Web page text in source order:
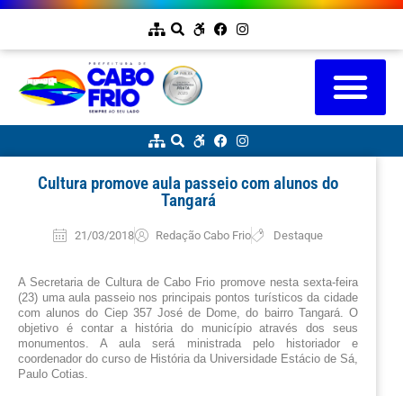
Cultura promove aula passeio com alunos do
Tangará
21/03/2018 Redação Cabo Frio Destaque
A Secretaria de Cultura de Cabo Frio promove nesta sexta-feira
(23) uma aula passeio nos principais pontos turísticos da cidade
com alunos do Ciep 357 José de Dome, do bairro Tangará. O
objetivo é contar a história do município através dos seus
monumentos. A aula será ministrada pelo historiador e
coordenador do curso de História da Universidade Estácio de Sá,
Paulo Cotias.